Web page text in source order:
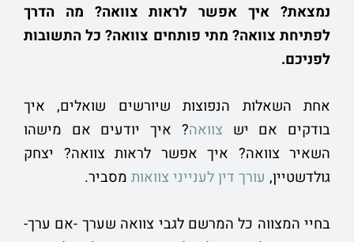
נמצאת? איך אפשר לראות צוואה? מה הדרך
לפתיחת צוואה? מתי פותחים צוואה? כל התשובות
לפניכם.
אחת השאלות הנפוצות שיורשים שואלים, איך
בודקים אם יש צוואה? איך יודעים אם מישהו
השאיר צוואה? איך אפשר לראות צוואה? יצחק
גולדשטיין, עורך דין לענייני צוואות מסביר.
בחיי המצווה כל המרשם לגבי צוואה שערך -אם ערך-